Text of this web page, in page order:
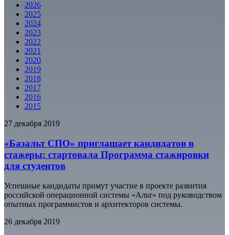
2026
2025
2024
2023
2022
2021
2020
2019
2018
2017
2016
2015
27 декабря 2019
«Базальт СПО» приглашает кандидатов в
стажеры: стартовала Программа стажировки
для студентов
Успешные кандидаты примут участие в проекте развития
российской операционной системы «Альт» под руководством
опытных программистов и архитекторов системы.
26 декабря 2019